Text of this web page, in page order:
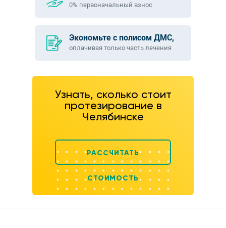
0% первоначальный взнос
Экономьте с полисом ДМС,
оплачивая только часть лечения
Узнать, сколько стоит
протезирование в
Челябинске
РАССЧИТАТЬ
СТОИМОСТЬ